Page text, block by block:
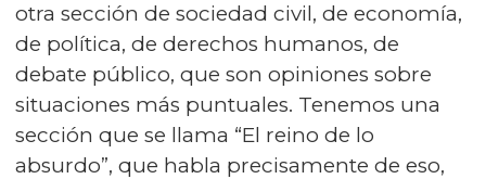
otra sección de sociedad civil, de economía,
de política, de derechos humanos, de
debate público, que son opiniones sobre
situaciones más puntuales. Tenemos una
sección que se llama “El reino de lo
absurdo”, que habla precisamente de eso,